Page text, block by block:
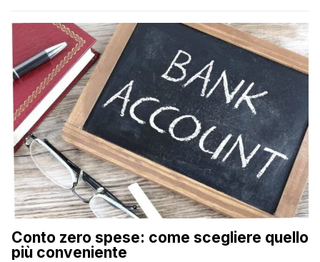
Conto zero spese: come scegliere quello
più conveniente